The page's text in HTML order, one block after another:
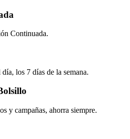
Continuada.
los 7 días de la semana.
y campañas, ahorra siempre.